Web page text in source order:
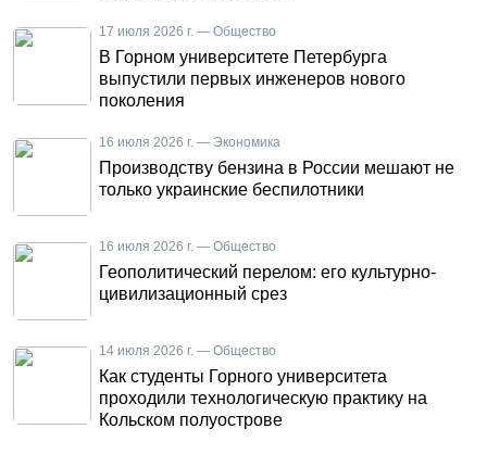
17 июля 2026 г. — Общество
В Горном университете Петербурга
выпустили первых инженеров нового
поколения
16 июля 2026 г. — Экономика
Производству бензина в России мешают не
только украинские беспилотники
16 июля 2026 г. — Общество
Геополитический перелом: его культурно-
цивилизационный срез
14 июля 2026 г. — Общество
Как студенты Горного университета
проходили технологическую практику на
Кольском полуострове